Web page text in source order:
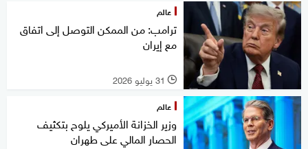
عالم
ترامب: من الممكن التوصل إلى اتفاق
مع إيران
l 31 يوليو 2026
عالم
وزير الخزانة الأميركي يلوح بتكثيف
الحصار المالي على طهران